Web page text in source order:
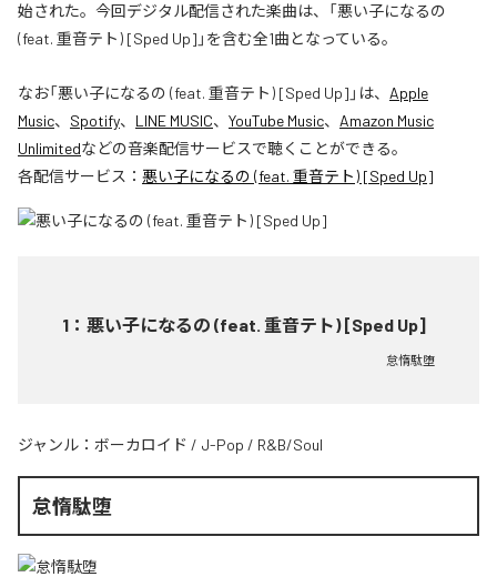
始された。今回デジタル配信された楽曲は、「悪い子になるの
(feat. 重音テト) [Sped Up]」を含む全1曲となっている。
なお「悪い子になるの (feat. 重音テト) [Sped Up] 」は、 Apple
Music、 Spotify、 LINE MUSIC、 YouTube Music、 Amazon Music
Unlimitedなどの音楽配信サービスで聴くことができる。
各配信サービス： 悪い子になるの (feat. 重音テト) [Sped Up]
1 ： 悪い子になるの (feat. 重音テト) [Sped Up]
怠惰駄堕
ジャンル： ボーカロイド / J-Pop / R&B/Soul
怠惰駄堕